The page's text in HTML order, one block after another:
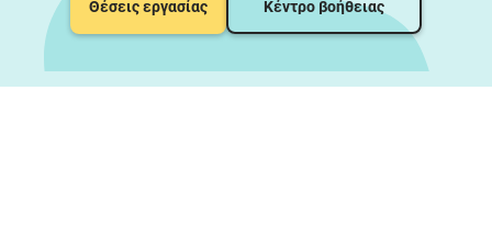
Θέσεις εργασίας Κέντρο βοήθειας